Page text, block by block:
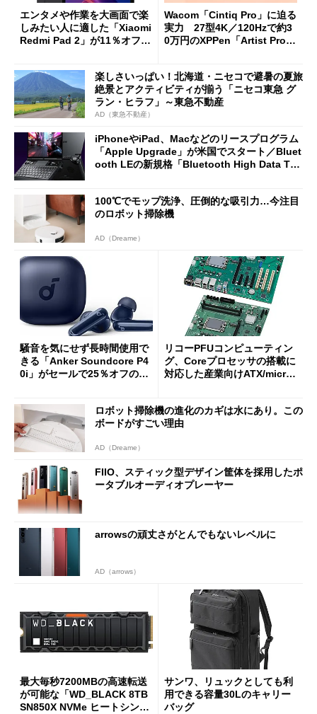
エンタメや作業を大画面で楽
しみたい人に適した「Xiaomi
Redmi Pad 2」が11％オフの
Wacom「Cintiq Pro」に迫る
実力 27型4K／120Hzで約3
0万円のXPPen「Artist Pro 2
楽しさいっぱい！北海道・ニセコで避暑の夏旅
絶景とアクティビティが揃う「ニセコ東急 グ
ラン・ヒラフ」～東急不動産
AD（東急不動産）
iPhoneやiPad、Macなどのリースプログラム
「Apple Upgrade」が米国でスタート／Bluet
ooth LEの新規格「Bluetooth High Data Thr
100℃でモップ洗浄、圧倒的な吸引力…今注目
のロボット掃除機
AD（Dreame）
騒音を気にせず長時間使用で
きる「Anker Soundcore P4
0i」がセールで25％オフの59
リコーPFUコンピューティン
グ、Coreプロセッサの搭載に
対応した産業向けATX/micro
ロボット掃除機の進化のカギは水にあり。この
ボードがすごい理由
AD（Dreame）
FIIO、スティック型デザイン筐体を採用したポ
ータブルオーディオプレーヤー
arrowsの頑丈さがとんでもないレベルに
AD（arrows）
最大毎秒7200MBの高速転送
が可能な「WD_BLACK 8TB
SN850X NVMe ヒートシンク
サンワ、リュックとしても利
用できる容量30Lのキャリー
バッグ